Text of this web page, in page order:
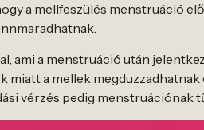
a mellfeszülés menstruáció
ami a menstruáció után
miatt a mellek
vérzés pedig menstruációnak